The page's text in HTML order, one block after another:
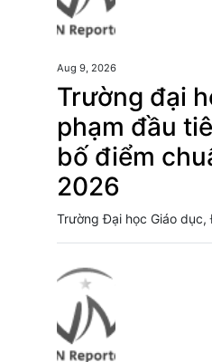
Aug 9, 2026
Trường đại
phạm đầu
bố điểm
2026